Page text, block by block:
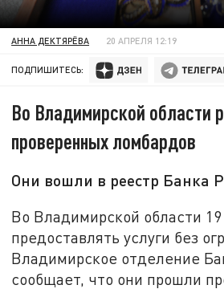
АННА ДЕКТЯРЁВА 20 АПРЕЛЯ 12:19
ПОДПИШИТЕСЬ:
Во Владимирской области
проверенных ломбардов
Они вошли в реестр Банка
Во Владимирской области
предоставлять услуги без
Владимирское отделение
сообщает, что они прошли